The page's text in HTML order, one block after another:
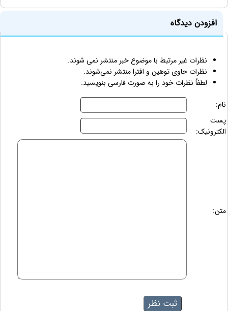
افزودن دیدگاه
نظرات غیر مرتبط با موضوع خبر منتشر نمی شوند.
نظرات حاوی توهین و افترا منتشر نمی‌شوند.
لطفاً نظرات خود را به صورت فارسی بنویسید.
نام:
پست
الکترونیک:
متن: